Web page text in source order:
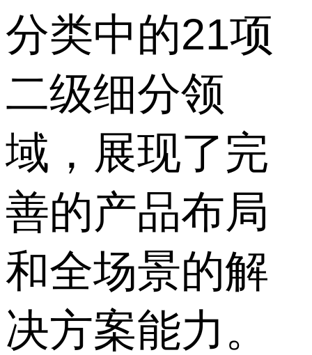
分类中的21项
二级细分领
域，展现了完
善的产品布局
和全场景的解
决方案能力。